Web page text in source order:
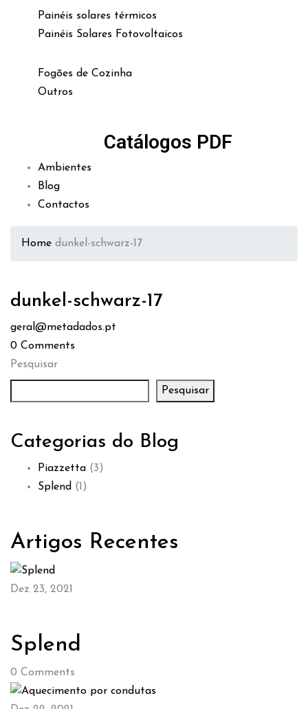
Painéis solares térmicos
Painéis Solares Fotovoltaicos
Fogões de Cozinha
Outros
Catálogos PDF
Ambientes
Blog
Contactos
Home dunkel-schwarz-17
dunkel-schwarz-17
geral@metadados.pt
0 Comments
Pesquisar
Pesquisar
Categorias do Blog
Piazzetta (3)
Splend (1)
Artigos Recentes
Dez 23, 2021
Splend
0 Comments